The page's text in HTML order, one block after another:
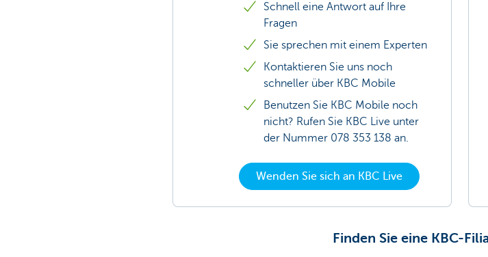
Schnell eine Antwort auf Ihre
Fragen
Sie sprechen mit einem Experten
Kontaktieren Sie uns noch
schneller über KBC Mobile
Benutzen Sie KBC Mobile noch
nicht? Rufen Sie KBC Live unter
der Nummer 078 353 138 an.
Wenden Sie sich an KBC Live
Finden Sie eine KBC-